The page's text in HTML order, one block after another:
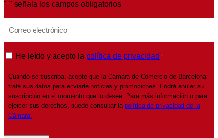
"*" señala los campos obligatorios
P
o
He leído y acepto la política de privacidad *
Cuando se suscriba, acepte que la Cámara de Comercio de Barcelona
trate sus datos para enviarle noticias y promociones. Podrá anular su
suscripción en el momento que lo desee. Para más información o para
ejercer sus derechos, puede consultar la política de privacidad de la
Cámara.